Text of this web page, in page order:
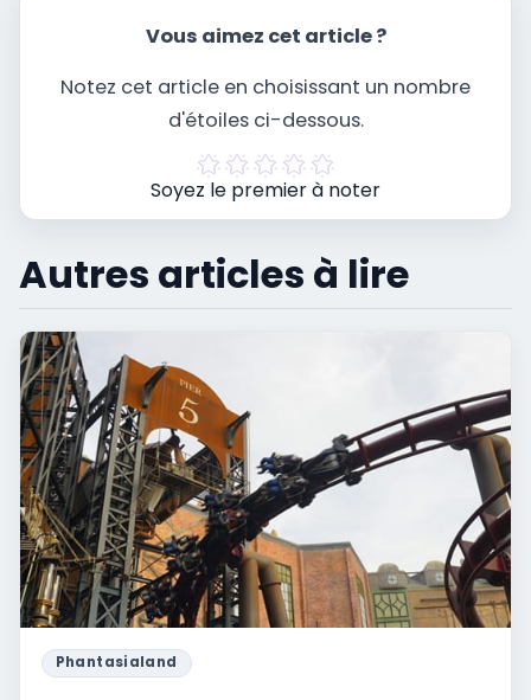
Vous aimez cet article ?
Notez cet article en choisissant un nombre
d'étoiles ci-dessous.
Soyez le premier à noter
Autres articles à lire
Phantasialand